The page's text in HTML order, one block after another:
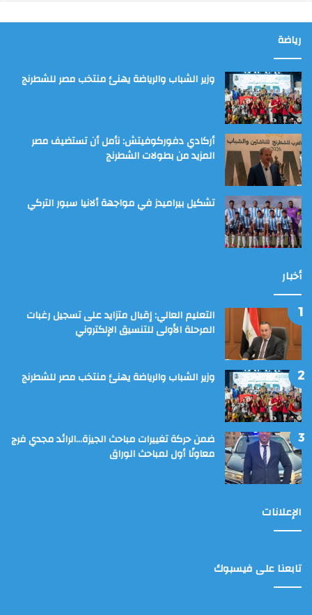
رياضة
وزير الشباب والرياضة يهنئ منتخب مصر للشطرنج
أركادي دفوركوفيتش: نأمل أن تستضيف مصر
المزيد من بطولات الشطرنج
تشكيل بيراميدز في مواجهة ألانيا سبور التركي
أخبار
التعليم العالي: إقبال متزايد على تسجيل رغبات
المرحلة الأولى للتنسيق الإلكتروني
وزير الشباب والرياضة يهنئ منتخب مصر للشطرنج
ضمن حركة تغييرات مباحث الجيزة…الرائد مجدي فرج
معاونًا أول لمباحث الوراق
الإعلانات
تابعنا على فيسبوك